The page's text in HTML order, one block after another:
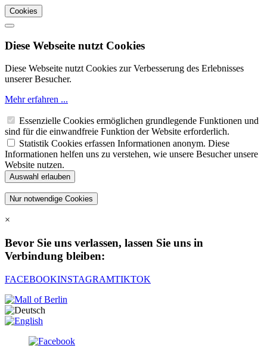
Cookies
Diese Webseite nutzt Cookies
Diese Webseite nutzt Cookies zur Verbesserung des Erlebnisses
unserer Besucher.
Mehr erfahren ...
Essenzielle Cookies ermöglichen grundlegende Funktionen und
sind für die einwandfreie Funktion der Website erforderlich.
Statistik Cookies erfassen Informationen anonym. Diese
Informationen helfen uns zu verstehen, wie unsere Besucher unsere
Website nutzen.
×
Bevor Sie uns verlassen, lassen Sie uns in
Verbindung bleiben:
FACEBOOKINSTAGRAMTIKTOK